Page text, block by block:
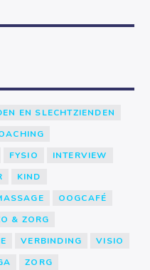
EN SLECHTZIENDEN
FYSIO
INTERVIEW
KIND
OOGCAFÉ
& ZORG
VERBINDING
VISIO
ZORG